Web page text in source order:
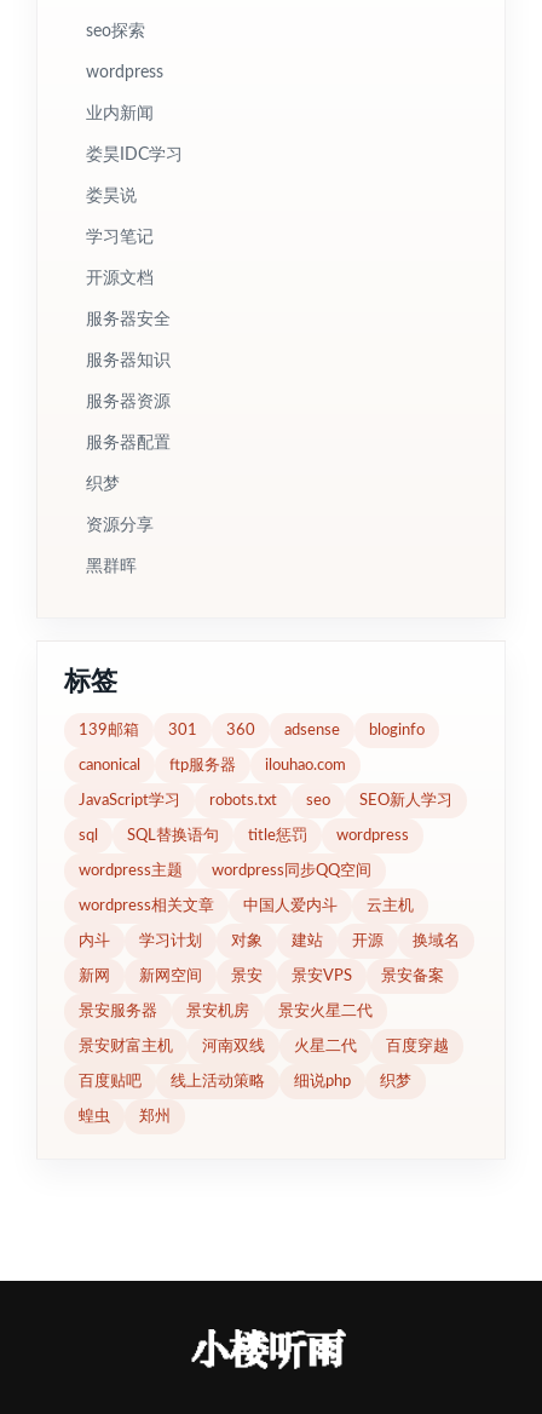
seo探索
wordpress
业内新闻
娄昊IDC学习
娄昊说
学习笔记
开源文档
服务器安全
服务器知识
服务器资源
服务器配置
织梦
资源分享
黑群晖
标签
139邮箱 301 360 adsense bloginfo
canonical ftp服务器 ilouhao.com
JavaScript学习 robots.txt seo SEO新人学习
sql SQL替换语句 title惩罚 wordpress
wordpress主题 wordpress同步QQ空间
wordpress相关文章 中国人爱内斗 云主机
内斗 学习计划 对象 建站 开源 换域名
新网 新网空间 景安 景安VPS 景安备案
景安服务器 景安机房 景安火星二代
景安财富主机 河南双线 火星二代 百度穿越
百度贴吧 线上活动策略 细说php 织梦
蝗虫 郑州